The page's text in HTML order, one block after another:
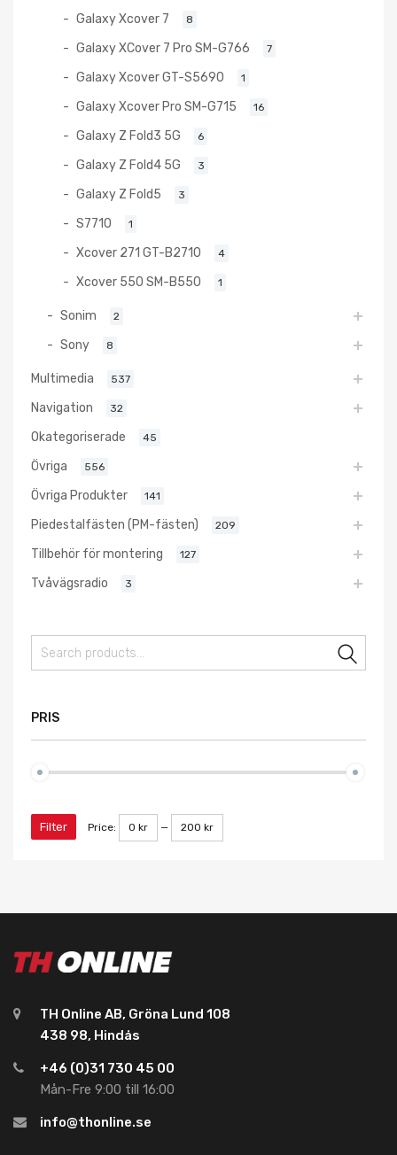
Galaxy Xcover 7 8
Galaxy XCover 7 Pro SM-G766 7
Galaxy Xcover GT-S5690 1
Galaxy Xcover Pro SM-G715 16
Galaxy Z Fold3 5G 6
Galaxy Z Fold4 5G 3
Galaxy Z Fold5 3
S7710 1
Xcover 271 GT-B2710 4
Xcover 550 SM-B550 1
Sonim 2
Sony 8
Multimedia 537
Navigation 32
Okategoriserade 45
Övriga 556
Övriga Produkter 141
Piedestalfästen (PM-fästen) 209
Tillbehör för montering 127
Tvåvägsradio 3
PRIS
Filter Price: 0 kr — 200 kr
TH Online AB, Gröna Lund 108
438 98, Hindås
+46 (0)31 730 45 00
Mån-Fre 9:00 till 16:00
info@thonline.se